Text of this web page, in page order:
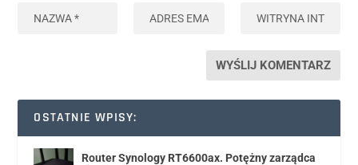
OSTATNIE WPISY:
Router Synology RT6600ax. Potężny zarządca